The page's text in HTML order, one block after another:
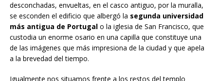
desconchadas, envueltas, en el casco antiguo, por la muralla,
se esconden el edificio que albergó la segunda universidad
más antigua de Portugal o la iglesia de San Francisco, que
custodia un enorme osario en una capilla que constituye una
de las imágenes que más impresiona de la ciudad y que apela
a la brevedad del tiempo.
Igualmente nos situamos frente a los restos del templo